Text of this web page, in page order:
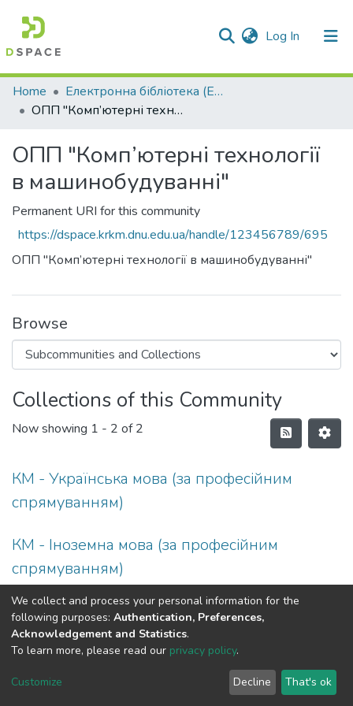
Log In (current)
Communities & Collections
All of DSpace
Statistics
Home
Електронна бібліотека (E-Book)
ОПП "Комп’ютерні технології в машинобудуванні"
ОПП "Комп’ютерні технології
в машинобудуванні"
Permanent URI for this community
https://dspace.krkm.dnu.edu.ua/handle/123456789/695
ОПП "Комп’ютерні технології в машинобудуванні"
Browse
Collections of this Community
Now showing 1 - 2 of 2
КМ - Українська мова (за професійним
спрямуванням)
КМ - Іноземна мова (за професійним
спрямуванням)
DSpace software copyright © 2002-2026
Cookie
End User
Agreement
Send
Feedback
We collect and process your personal information for the
following purposes: Authentication, Preferences,
Acknowledgement and Statistics.
To learn more, please read our privacy policy.
Customize Decline That's ok